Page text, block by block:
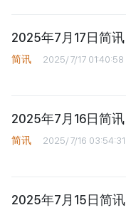
2025年7月17日简讯
简讯 2025/7/17 01:40:58
2025年7月16日简讯
简讯 2025/7/16 03:54:31
2025年7月15日简讯